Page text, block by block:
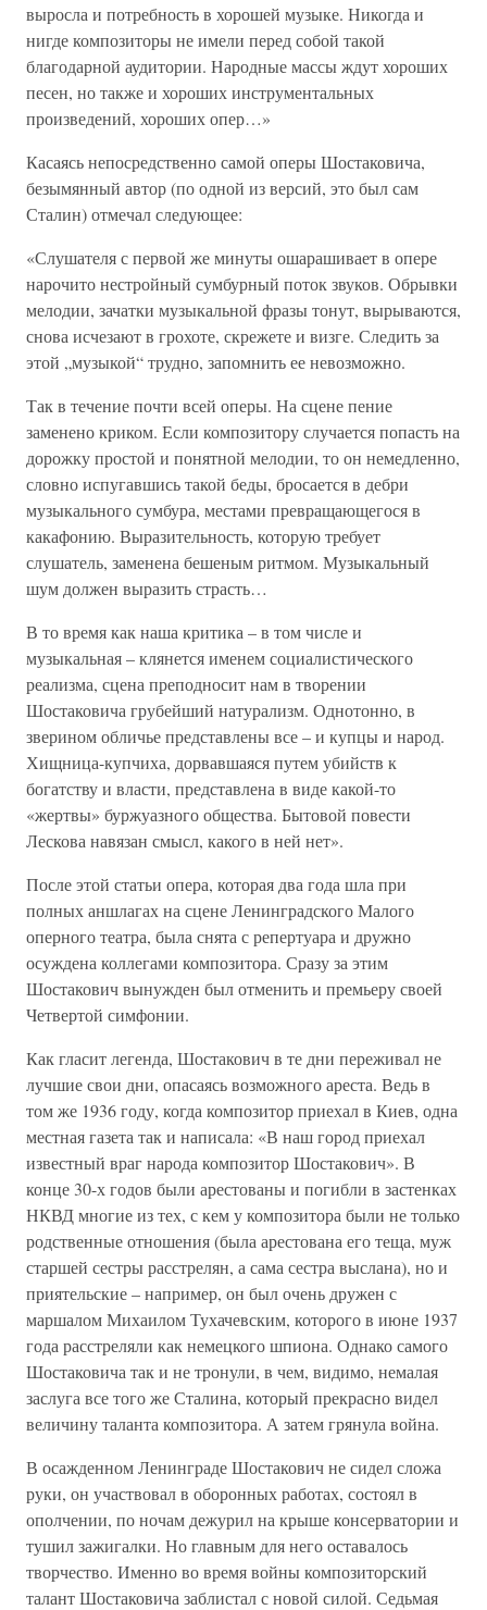
выросла и потребность в хорошей музыке. Никогда и
нигде композиторы не имели перед собой такой
благодарной аудитории. Народные массы ждут хороших
песен, но также и хороших инструментальных
произведений, хороших опер…»
Касаясь непосредственно самой оперы Шостаковича,
безымянный автор (по одной из версий, это был сам
Сталин) отмечал следующее:
«Слушателя с первой же минуты ошарашивает в опере
нарочито нестройный сумбурный поток звуков. Обрывки
мелодии, зачатки музыкальной фразы тонут, вырываются,
снова исчезают в грохоте, скрежете и визге. Следить за
этой „музыкой“ трудно, запомнить ее невозможно.
Так в течение почти всей оперы. На сцене пение
заменено криком. Если композитору случается попасть на
дорожку простой и понятной мелодии, то он немедленно,
словно испугавшись такой беды, бросается в дебри
музыкального сумбура, местами превращающегося в
какафонию. Выразительность, которую требует
слушатель, заменена бешеным ритмом. Музыкальный
шум должен выразить страсть…
В то время как наша критика – в том числе и
музыкальная – клянется именем социалистического
реализма, сцена преподносит нам в творении
Шостаковича грубейший натурализм. Однотонно, в
зверином обличье представлены все – и купцы и народ.
Хищница-купчиха, дорвавшаяся путем убийств к
богатству и власти, представлена в виде какой-то
«жертвы» буржуазного общества. Бытовой повести
Лескова навязан смысл, какого в ней нет».
После этой статьи опера, которая два года шла при
полных аншлагах на сцене Ленинградского Малого
оперного театра, была снята с репертуара и дружно
осуждена коллегами композитора. Сразу за этим
Шостакович вынужден был отменить и премьеру своей
Четвертой симфонии.
Как гласит легенда, Шостакович в те дни переживал не
лучшие свои дни, опасаясь возможного ареста. Ведь в
том же 1936 году, когда композитор приехал в Киев, одна
местная газета так и написала: «В наш город приехал
известный враг народа композитор Шостакович». В
конце 30-х годов были арестованы и погибли в застенках
НКВД многие из тех, с кем у композитора были не только
родственные отношения (была арестована его теща, муж
старшей сестры расстрелян, а сама сестра выслана), но и
приятельские – например, он был очень дружен с
маршалом Михаилом Тухачевским, которого в июне 1937
года расстреляли как немецкого шпиона. Однако самого
Шостаковича так и не тронули, в чем, видимо, немалая
заслуга все того же Сталина, который прекрасно видел
величину таланта композитора. А затем грянула война.
В осажденном Ленинграде Шостакович не сидел сложа
руки, он участвовал в оборонных работах, состоял в
ополчении, по ночам дежурил на крыше консерватории и
тушил зажигалки. Но главным для него оставалось
творчество. Именно во время войны композиторский
талант Шостаковича заблистал с новой силой. Седьмая